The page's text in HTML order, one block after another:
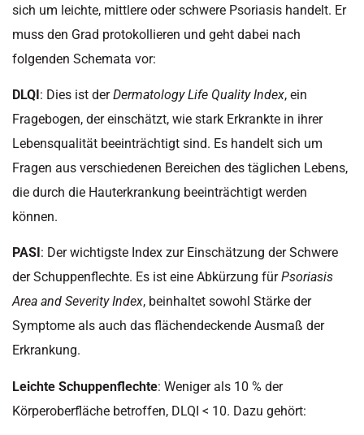
sich um leichte, mittlere oder schwere Psoriasis handelt. Er
muss den Grad protokollieren und geht dabei nach
folgenden Schemata vor:
DLQI: Dies ist derDermatology Life Quality Index, ein
Fragebogen, der einschätzt, wie stark Erkrankte in ihrer
Lebensqualität beeinträchtigt sind. Es handelt sich um
Fragen aus verschiedenen Bereichen des täglichen Lebens,
die durch die Hauterkrankung beeinträchtigt werden
können.
PASI : Der wichtigste Index zur Einschätzung der Schwere
der Schuppenflechte. Es ist eine Abkürzung fürPsoriasis
Area and Severity Index, beinhaltet sowohl Stärke der
Symptome als auch das flächendeckende Ausmaß der
Erkrankung.
Leichte Schuppenflechte: Weniger als 10 % der
Körperoberfläche betroffen, DLQI < 10. Dazu gehört: